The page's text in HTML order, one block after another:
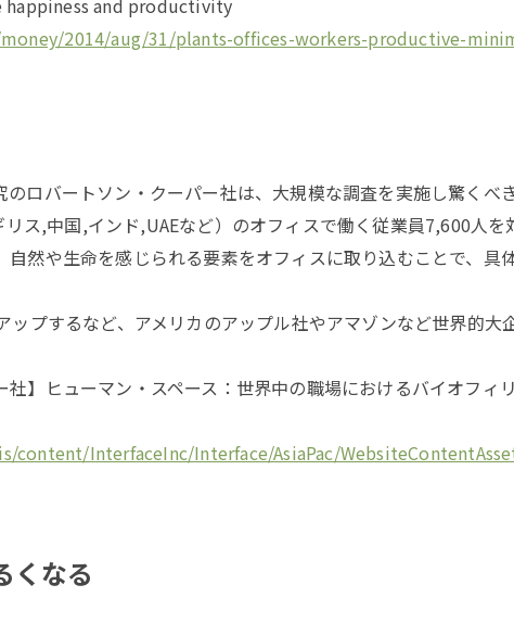
happiness and productivity
2014/aug/31/plants-offices-workers-productive-
のロバートソン・クーパー社は、大規模な調査を実施し驚く
ス,中国,インド,UAEなど）のオフィスで働く従業員7,600人
然や生命を感じられる要素をオフィスに取り込むことで、具
ップするなど、アメリカのアップル社やアマゾンなど世界的
社】ヒューマン・スペース：世界中の職場におけるバイオフィ
content/InterfaceInc/Interface/AsiaPac/
くなる